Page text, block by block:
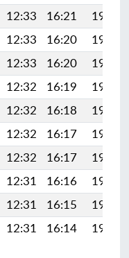
12:33 16:21
19:27
12:33 16:20
19:26
12:33 16:20
19:25
12:32 16:19
19:23
12:32 16:18
19:22
12:32 16:17
19:20
12:32 16:17
19:19
12:31 16:16
19:17
12:31 16:15
19:16
12:31 16:14 19:14